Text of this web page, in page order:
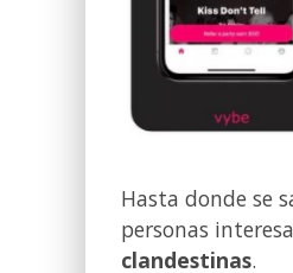
Hasta donde se
personas
clandestinas.